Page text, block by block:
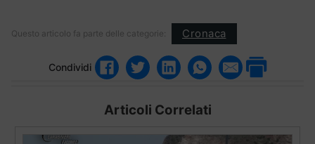
Questo articolo fa parte delle categorie: Cronaca
Condividi
Articoli Correlati